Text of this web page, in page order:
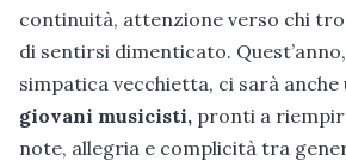
continuità, attenzione verso chi
di sentirsi dimenticato.
simpatica vecchietta, ci sarà anche
giovani musicisti, pronti a
note, allegria e complicità tra